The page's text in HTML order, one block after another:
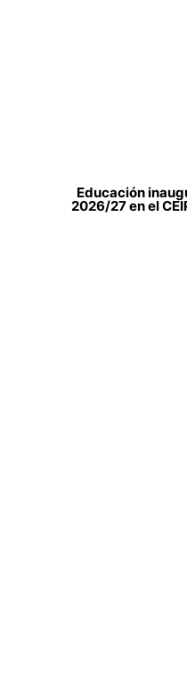
Educación
2026/27 en el